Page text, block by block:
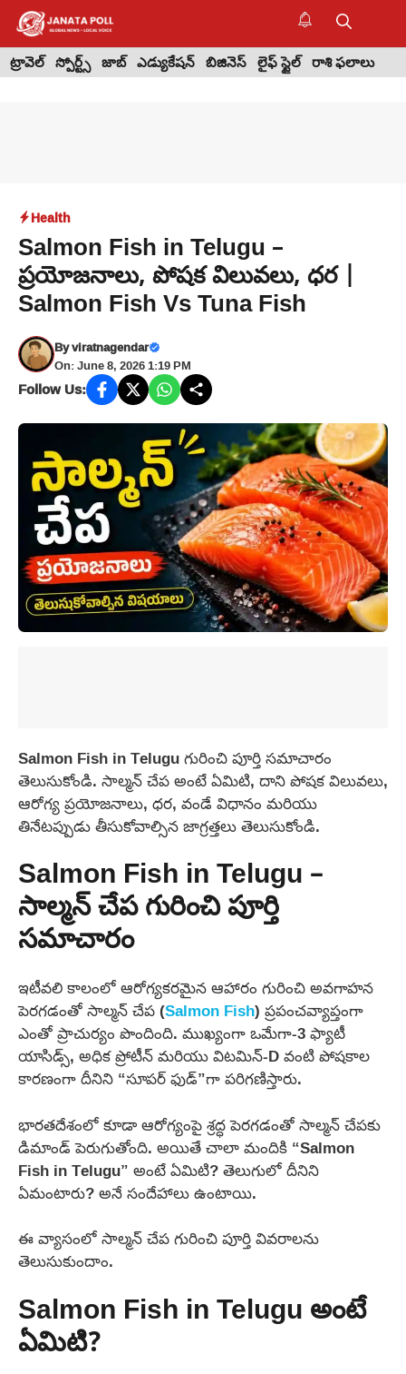
Skip
content
ట్రావెల్ స్పోర్ట్స్ జాబ్ ఎడ్యుకేషన్ బిజినెస్ లైఫ్ స్టైల్ రాశి ఫలాలు
Health
Salmon Fish in Telugu –
ప్రయోజనాలు, పోషక విలువలు, ధర |
Salmon Fish Vs Tuna Fish
Byviratnagendar
On: June 8, 2026 1:19 PM
Follow Us:
Salmon Fish in Telugu గురించి పూర్తి సమాచారం
తెలుసుకోండి. సాల్మన్ చేప అంటే ఏమిటి, దాని పోషక విలువలు,
ఆరోగ్య ప్రయోజనాలు, ధర, వండే విధానం మరియు
తినేటప్పుడు తీసుకోవాల్సిన జాగ్రత్తలు తెలుసుకోండి.
Salmon Fish in Telugu –
సాల్మన్ చేప గురించి పూర్తి
సమాచారం
ఇటీవలి కాలంలో ఆరోగ్యకరమైన ఆహారం గురించి అవగాహన
పెరగడంతో సాల్మన్ చేప (Salmon Fish) ప్రపంచవ్యాప్తంగా
ఎంతో ప్రాచుర్యం పొందింది. ముఖ్యంగా ఒమేగా-3 ఫ్యాటీ
యాసిడ్స్, అధిక ప్రోటీన్ మరియు విటమిన్-D వంటి పోషకాల
కారణంగా దీనిని “సూపర్ ఫుడ్”గా పరిగణిస్తారు.
భారతదేశంలో కూడా ఆరోగ్యంపై శ్రద్ధ పెరగడంతో సాల్మన్ చేపకు
డిమాండ్ పెరుగుతోంది. అయితే చాలా మందికి “Salmon
Fish in Telugu” అంటే ఏమిటి? తెలుగులో దీనిని
ఏమంటారు? అనే సందేహాలు ఉంటాయి.
ఈ వ్యాసంలో సాల్మన్ చేప గురించి పూర్తి వివరాలను
తెలుసుకుందాం.
Salmon Fish in Telugu అంటే
ఏమిటి?